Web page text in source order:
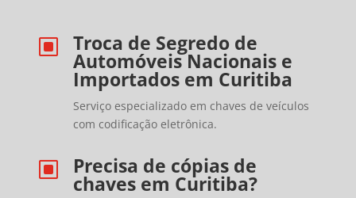
W Troca de Segredo de
Automóveis Nacionais e
Importados em Curitiba
Serviço especializado em chaves de veículos
com codificação eletrônica.
W Precisa de cópias de
chaves em Curitiba?